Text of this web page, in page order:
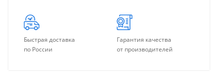
Быстрая доставка
по России
Гарантия качества
от производителей